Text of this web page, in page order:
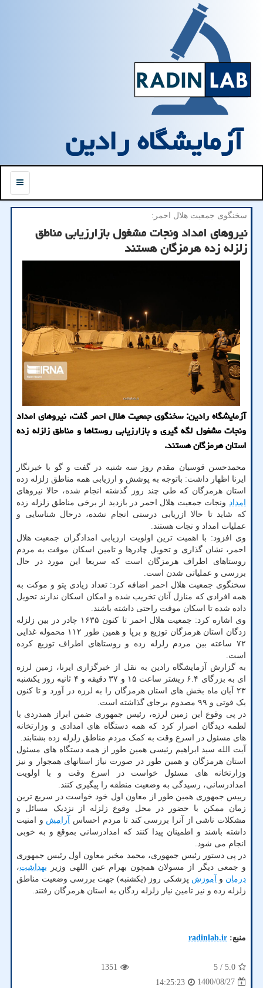
آزمایشگاه رادین
منو
سخنگوی جمعیت هلال احمر:
نیروهای امداد ونجات مشغول بازارزیابی مناطق
زلزله زده هرمزگان هستند
آزمایشگاه رادین: سخنگوی جمعیت هلال احمر گفت، نیروهای امداد
ونجات مشغول لگه گیری و بازارزیابی روستاها و مناطق زلزله زده
استان هرمزگان هستند.
محمدحسن قوسیان مقدم روز سه شنبه در گفت و گو با خبرنگار
ایرنا اظهار داشت: باتوجه به پوشش و ارزیابی همه مناطق زلزله زده
استان هرمزگان که طی چند روز گذشته انجام شده، حالا نیروهای
امداد ونجات جمعیت هلال احمر در بازدید از برخی مناطق زلزله زده
که شاید تا حالا ازریابی درستی انجام نشده، درحال شناسایی و
عملیات امداد و نجات هستند.
وی افزود: با اهمیت ترین اولویت ارزیابی امدادگران جمعیت هلال
احمر، نشان گذاری و تحویل چادرها و تامین اسکان موقت به مردم
روستاهای اطراف هرمزگان است که سریعا این مورد در حال
بررسی و عملیاتی شدن است.
سخنگوی جمعیت هلال احمر اضافه کرد: تعداد زیادی پتو و موکت به
همه افرادی که منازل آنان تخریب شده و امکان اسکان ندارند تحویل
داده شده تا اسکان موقت راحتی داشته باشند.
وی اشاره کرد: جمعیت هلال احمر تا کنون ۱۶۳۵ چادر در بین زلزله
زدگان استان هرمزگان توزیع و برپا و همین طور ۱۱۲ محموله غذایی
۷۲ ساعته بین مردم زلزله زده و روستاهای اطراف توزیع کرده
است.
به گزارش آزمایشگاه رادین به نقل از خبرگزاری ایرنا، زمین لرزه
ای به بزرگای ۶.۴ ریشتر ساعت ۱۵ و ۳۷ دقیقه و ۴ ثانیه روز یکشنبه
۲۳ آبان ماه بخش های استان هرمزگان را به لرزه در آورد و تا کنون
یک فوتی و ۹۹ مصدوم برجای گذاشته است.
در پی وقوع این زمین لرزه، رئیس جمهوری ضمن ابراز همدردی با
لطمه دیدگان اصرار کرد که همه دستگاه های امدادی و وزارتخانه
های مسئول در اسرع وقت به کمک مردم مناطق زلزله زده بشتابند.
آیت الله سید ابراهیم رئیسی همین طور از همه دستگاه های مسئول
استان هرمزگان و همین طور در صورت نیاز استانهای همجوار و نیز
وزارتخانه های مسئول خواست در اسرع وقت و با اولویت
امدادرسانی، رسیدگی به وضعیت منطقه را پیگیری کنند.
رییس جمهوری همین طور از معاون اول خود خواست در سریع ترین
زمان ممکن با حضور در محل وقوع زلزله از نزدیک مسائل و
مشکلات ناشی از آنرا بررسی کند تا مردم احساس
آرامش و امنیت
داشته باشند و اطمینان پیدا کنند که امدادرسانی بموقع و به خوبی
انجام می شود.
در پی دستور رئیس جمهوری، محمد مخبر معاون اول رئیس جمهوری
و جمعی دیگر از مسولان همچون بهرام عین اللهی وزیر بهداشت،
درمان و آموزش پزشکی روز (یکشنبه) جهت بررسی وضعیت مناطق
زلزله زده و نیز تامین نیاز زلزله زدگان به استان هرمزگان رفتند.
منبع: radinlab.ir
5.0
/ 5
1351
1400/08/27
14:25:23